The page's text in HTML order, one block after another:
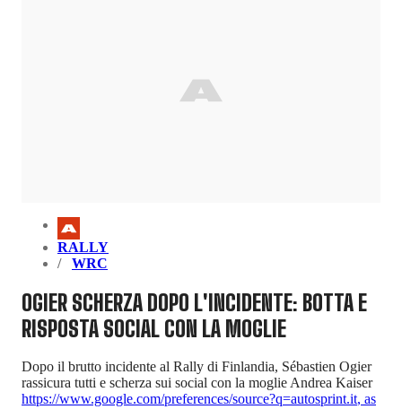
RALLY
WRC
OGIER SCHERZA DOPO L'INCIDENTE: BOTTA E
RISPOSTA SOCIAL CON LA MOGLIE
Dopo il brutto incidente al Rally di Finlandia, Sébastien Ogier
rassicura tutti e scherza sui social con la moglie Andrea Kaiser
https://www.google.com/preferences/source?q=autosprint.it, as